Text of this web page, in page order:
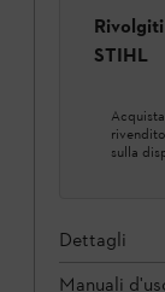
STIHL
sulla
Dettagli
Manuali